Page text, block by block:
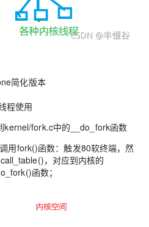
简化版本
程使用
kernel/fork.c中的 __do_fork函数
用fork()函数：触发80软终端，然
，对应到内核的
函数；